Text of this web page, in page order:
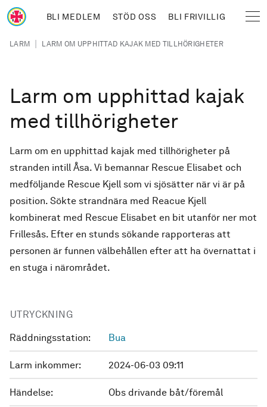
Hoppa till huvudinnehåll
BLI MEDLEM STÖD OSS BLI FRIVILLIG
Länkstig
LARM | LARM OM UPPHITTAD KAJAK MED TILLHÖRIGHETER
Larm om upphittad kajak
med tillhörigheter
Larm om en upphittad kajak med tillhörigheter på
stranden intill Åsa. Vi bemannar Rescue Elisabet och
medföljande Rescue Kjell som vi sjösätter när vi är på
position. Sökte strandnära med Reacue Kjell
kombinerat med Rescue Elisabet en bit utanför ner mot
Frillesås. Efter en stunds sökande rapporteras att
personen är funnen välbehållen efter att ha övernattat i
en stuga i närområdet.
UTRYCKNING
Räddningsstation: Bua
Larm inkommer: 2024-06-03 09:11
Händelse: Obs drivande båt/föremål